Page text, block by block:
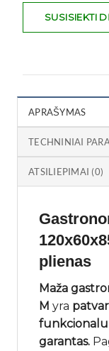
SUSISIEKTI
APRAŠYMAS
TECHNINIAI
ATSILIEPIMAI (0)
plienas
Maža
M yra
garantas.